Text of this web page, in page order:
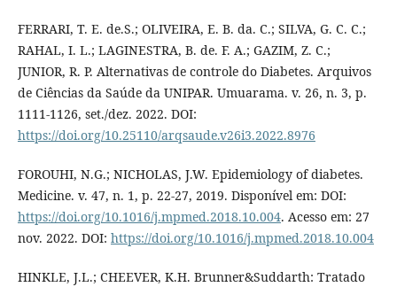
FERRARI, T. E. de.S.; OLIVEIRA, E. B. da. C.; SILVA, G. C. C.;
RAHAL, I. L.; LAGINESTRA, B. de. F. A.; GAZIM, Z. C.;
JUNIOR, R. P. Alternativas de controle do Diabetes. Arquivos
de Ciências da Saúde da UNIPAR. Umuarama. v. 26, n. 3, p.
1111-1126, set./dez. 2022. DOI:
https://doi.org/10.25110/arqsaude.v26i3.2022.8976
FOROUHI, N.G.; NICHOLAS, J.W. Epidemiology of diabetes.
Medicine. v. 47, n. 1, p. 22-27, 2019. Disponível em: DOI:
https://doi.org/10.1016/j.mpmed.2018.10.004. Acesso em: 27
nov. 2022. DOI: https://doi.org/10.1016/j.mpmed.2018.10.004
HINKLE, J.L.; CHEEVER, K.H. Brunner&Suddarth: Tratado